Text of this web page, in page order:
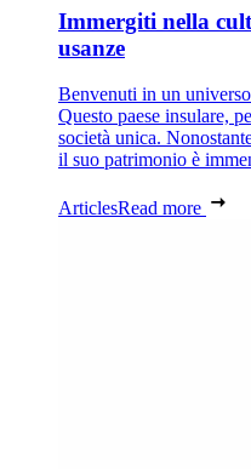
Immergiti nella
usanze
Benvenuti in un
Questo paese insulare,
società unica.
il suo patrimonio è
ArticlesRead more